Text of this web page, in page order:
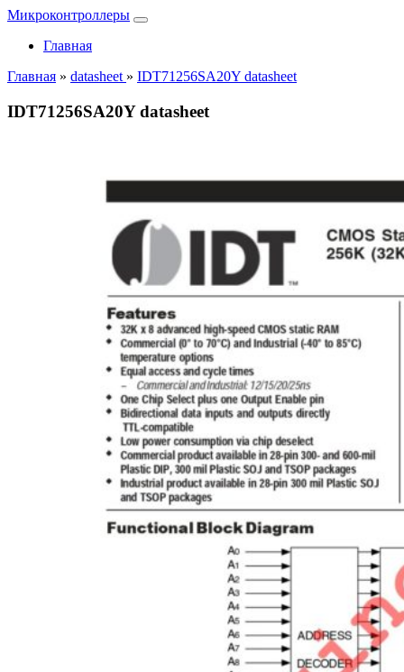
Микроконтроллеры
Главная
Главная » datasheet » IDT71256SA20Y datasheet
IDT71256SA20Y datasheet